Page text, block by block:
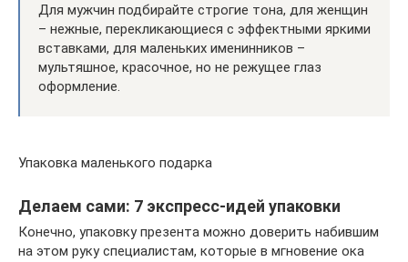
Для мужчин подбирайте строгие тона, для женщин
– нежные, перекликающиеся с эффектными яркими
вставками, для маленьких именинников –
мультяшное, красочное, но не режущее глаз
оформление.
Упаковка маленького подарка
Делаем сами: 7 экспресс-идей упаковки
Конечно, упаковку презента можно доверить набившим
на этом руку специалистам, которые в мгновение ока